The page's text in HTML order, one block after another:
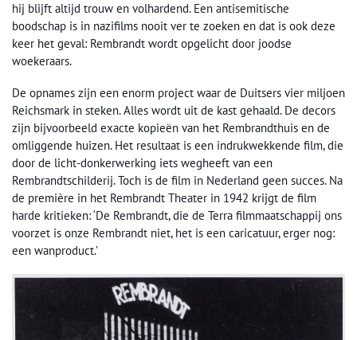
hij blijft altijd trouw en volhardend. Een antisemitische
boodschap is in nazifilms nooit ver te zoeken en dat is ook deze
keer het geval: Rembrandt wordt opgelicht door joodse
woekeraars.
De opnames zijn een enorm project waar de Duitsers vier miljoen
Reichsmark in steken. Alles wordt uit de kast gehaald. De decors
zijn bijvoorbeeld exacte kopieën van het Rembrandthuis en de
omliggende huizen. Het resultaat is een indrukwekkende film, die
door de licht-donkerwerking iets wegheeft van een
Rembrandtschilderij. Toch is de film in Nederland geen succes. Na
de première in het Rembrandt Theater in 1942 krijgt de film
harde kritieken: ‘De Rembrandt, die de Terra filmmaatschappij ons
voorzet is onze Rembrandt niet, het is een caricatuur, erger nog:
een wanproduct.’